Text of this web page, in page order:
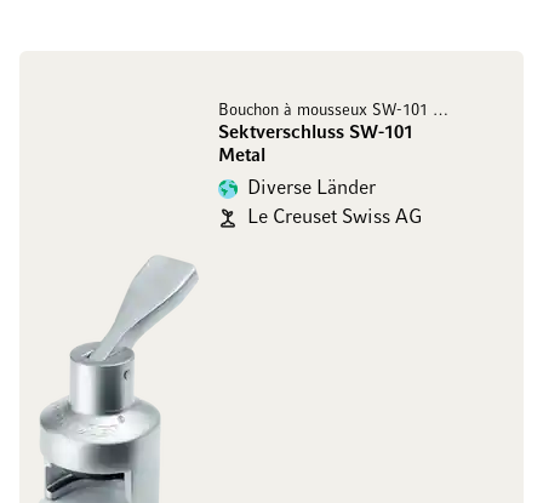
Bouchon à mousseux SW-101 Metal
Sektverschluss SW-101
Metal
Diverse Länder
Le Creuset Swiss AG